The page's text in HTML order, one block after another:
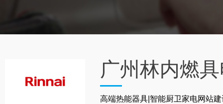
广州林内燃
高端热能器具|智能厨卫家电网站建